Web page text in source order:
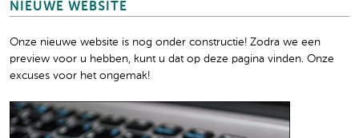
NIEUWE WEBSITE
Onze nieuwe website is nog onder constructie! Zodra we een
preview voor u hebben, kunt u dat op deze pagina vinden. Onze
excuses voor het ongemak!